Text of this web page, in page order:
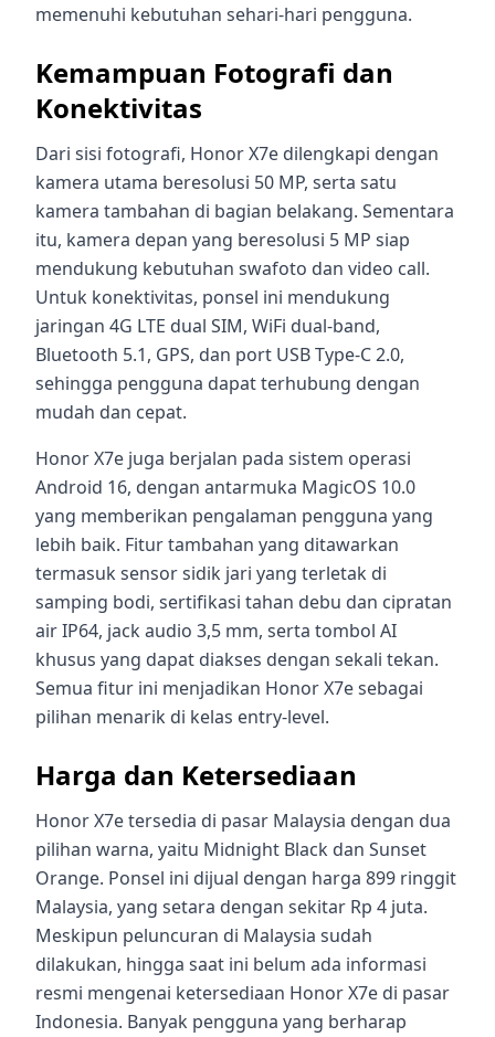
memenuhi kebutuhan sehari-hari pengguna.
Kemampuan Fotografi dan
Konektivitas
Dari sisi fotografi, Honor X7e dilengkapi dengan
kamera utama beresolusi 50 MP, serta satu
kamera tambahan di bagian belakang. Sementara
itu, kamera depan yang beresolusi 5 MP siap
mendukung kebutuhan swafoto dan video call.
Untuk konektivitas, ponsel ini mendukung
jaringan 4G LTE dual SIM, WiFi dual-band,
Bluetooth 5.1, GPS, dan port USB Type-C 2.0,
sehingga pengguna dapat terhubung dengan
mudah dan cepat.
Honor X7e juga berjalan pada sistem operasi
Android 16, dengan antarmuka MagicOS 10.0
yang memberikan pengalaman pengguna yang
lebih baik. Fitur tambahan yang ditawarkan
termasuk sensor sidik jari yang terletak di
samping bodi, sertifikasi tahan debu dan cipratan
air IP64, jack audio 3,5 mm, serta tombol AI
khusus yang dapat diakses dengan sekali tekan.
Semua fitur ini menjadikan Honor X7e sebagai
pilihan menarik di kelas entry-level.
Harga dan Ketersediaan
Honor X7e tersedia di pasar Malaysia dengan dua
pilihan warna, yaitu Midnight Black dan Sunset
Orange. Ponsel ini dijual dengan harga 899 ringgit
Malaysia, yang setara dengan sekitar Rp 4 juta.
Meskipun peluncuran di Malaysia sudah
dilakukan, hingga saat ini belum ada informasi
resmi mengenai ketersediaan Honor X7e di pasar
Indonesia. Banyak pengguna yang berharap